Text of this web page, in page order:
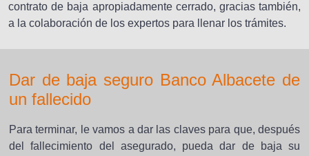
contrato de baja apropiadamente cerrado, gracias también,
a la colaboración de los expertos para llenar los trámites.
Dar de baja seguro Banco Albacete de
un fallecido
Para terminar, le vamos a dar las claves para que, después
del fallecimiento del asegurado, pueda dar de baja su